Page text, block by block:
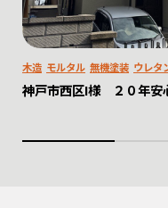
木造 モルタル 無機塗装 ウレタ
神戸市西区I様 ２０年安